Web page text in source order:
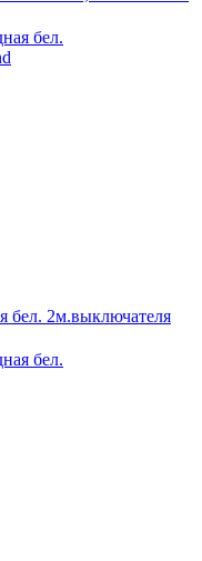
бел. 2м.выключателя